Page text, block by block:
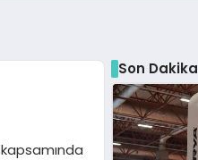
Son Dakika